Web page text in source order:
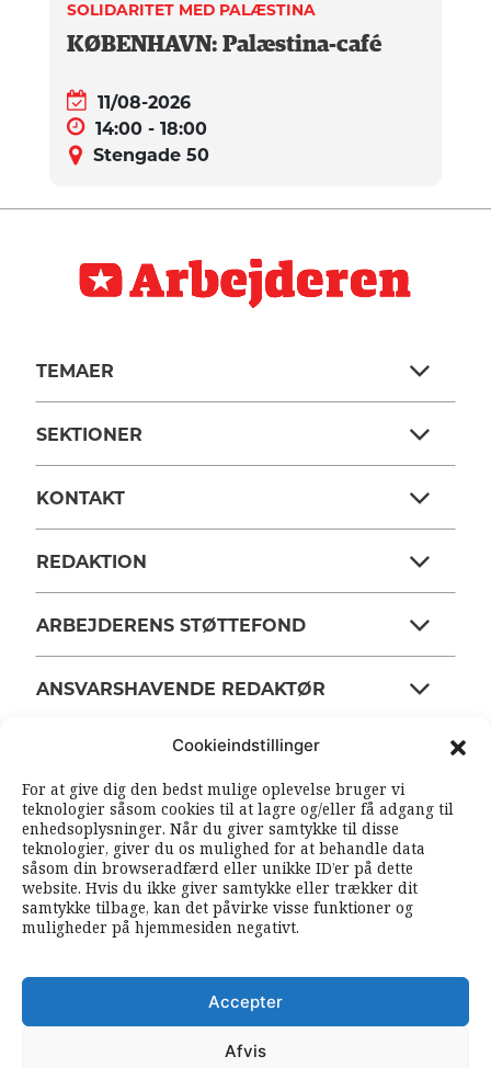
Cookieindstillinger
For at give dig den bedst mulige oplevelse bruger vi
teknologier såsom cookies til at lagre og/eller få adgang til
enhedsoplysninger. Når du giver samtykke til disse
teknologier, giver du os mulighed for at behandle data
såsom din browseradfærd eller unikke ID’er på dette
website. Hvis du ikke giver samtykke eller trækker dit
samtykke tilbage, kan det påvirke visse funktioner og
muligheder på hjemmesiden negativt.
Accepter
Afvis
SOLIDARITET MED PALÆSTINA
KØBENHAVN: Palæstina-café
11/08-2026
14:00 - 18:00
Stengade 50
TEMAER
SEKTIONER
KONTAKT
REDAKTION
ARBEJDERENS STØTTEFOND
ANSVARSHAVENDE REDAKTØR
SOUNDCLOUD RSS FEEDS
FØLG ARBEJDEREN